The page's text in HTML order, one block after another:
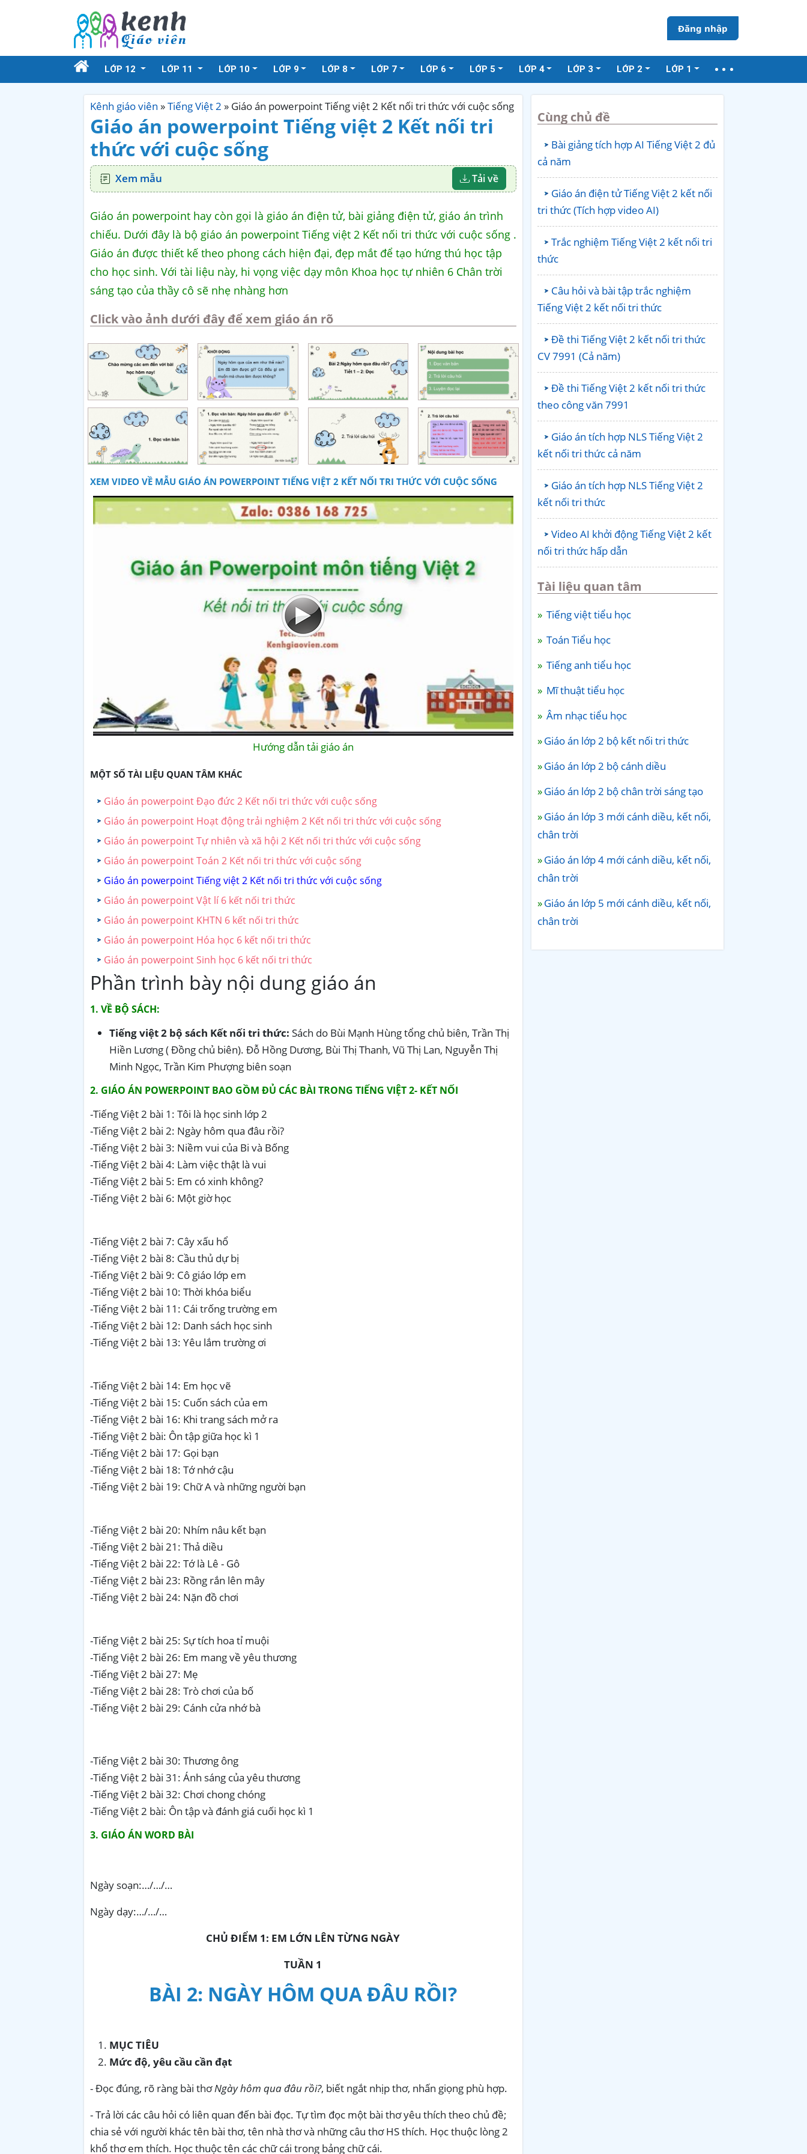
Đăng nhập
LỚP 12 LỚP 11 LỚP 10 LỚP 9 LỚP 8 LỚP 7 LỚP 6 LỚP 5 LỚP 4 LỚP 3 LỚP 2 LỚP 1
Kênh giáo viên »Tiếng Việt 2 » Giáo án powerpoint Tiếng việt 2 Kết nối tri thức với cuộc sống
Giáo án powerpoint Tiếng việt 2 Kết nối tri
thức với cuộc sống
Xem mẫu Tải về
Giáo án powerpoint hay còn gọi là giáo án điện tử, bài giảng điện tử, giáo án trình
chiếu. Dưới đây là bộ giáo án powerpoint Tiếng việt 2 Kết nối tri thức với cuộc sống .
Giáo án được thiết kế theo phong cách hiện đại, đẹp mắt để tạo hứng thú học tập
cho học sinh. Với tài liệu này, hi vọng việc dạy môn Khoa học tự nhiên 6 Chân trời
sáng tạo của thầy cô sẽ nhẹ nhàng hơn
Click vào ảnh dưới đây để xem giáo án rõ
XEM VIDEO VỀ MẪU GIÁO ÁN POWERPOINT TIẾNG VIỆT 2 KẾT NỐI TRI THỨC VỚI CUỘC SỐNG
Hướng dẫn tải giáo án
MỘT SỐ TÀI LIỆU QUAN TÂM KHÁC
Giáo án powerpoint Đạo đức 2 Kết nối tri thức với cuộc sống
Giáo án powerpoint Hoạt động trải nghiệm 2 Kết nối tri thức với cuộc sống
Giáo án powerpoint Tự nhiên và xã hội 2 Kết nối tri thức với cuộc sống
Giáo án powerpoint Toán 2 Kết nối tri thức với cuộc sống
Giáo án powerpoint Tiếng việt 2 Kết nối tri thức với cuộc sống
Giáo án powerpoint Vật lí 6 kết nối tri thức
Giáo án powerpoint KHTN 6 kết nối tri thức
Giáo án powerpoint Hóa học 6 kết nối tri thức
Giáo án powerpoint Sinh học 6 kết nối tri thức
Phần trình bày nội dung giáo án
1. VỀ BỘ SÁCH:
Tiếng việt 2 bộ sách Kết nối tri thức: Sách do Bùi Mạnh Hùng tổng chủ biên, Trần Thị
Hiền Lương ( Đồng chủ biên). Đỗ Hồng Dương, Bùi Thị Thanh, Vũ Thị Lan, Nguyễn Thị
Minh Ngọc, Trần Kim Phượng biên soạn
2. GIÁO ÁN POWERPOINT BAO GỒM ĐỦ CÁC BÀI TRONG TIẾNG VIỆT 2- KẾT NỐI
-Tiếng Việt 2 bài 1: Tôi là học sinh lớp 2
-Tiếng Việt 2 bài 2: Ngày hôm qua đâu rồi?
-Tiếng Việt 2 bài 3: Niềm vui của Bi và Bống
-Tiếng Việt 2 bài 4: Làm việc thật là vui
-Tiếng Việt 2 bài 5: Em có xinh không?
-Tiếng Việt 2 bài 6: Một giờ học
-Tiếng Việt 2 bài 7: Cây xấu hổ
-Tiếng Việt 2 bài 8: Cầu thủ dự bị
-Tiếng Việt 2 bài 9: Cô giáo lớp em
-Tiếng Việt 2 bài 10: Thời khóa biểu
-Tiếng Việt 2 bài 11: Cái trống trường em
-Tiếng Việt 2 bài 12: Danh sách học sinh
-Tiếng Việt 2 bài 13: Yêu lắm trường ơi
-Tiếng Việt 2 bài 14: Em học vẽ
-Tiếng Việt 2 bài 15: Cuốn sách của em
-Tiếng Việt 2 bài 16: Khi trang sách mở ra
-Tiếng Việt 2 bài: Ôn tập giữa học kì 1
-Tiếng Việt 2 bài 17: Gọi bạn
-Tiếng Việt 2 bài 18: Tớ nhớ cậu
-Tiếng Việt 2 bài 19: Chữ A và những người bạn
-Tiếng Việt 2 bài 20: Nhím nâu kết bạn
-Tiếng Việt 2 bài 21: Thả diều
-Tiếng Việt 2 bài 22: Tớ là Lê - Gô
-Tiếng Việt 2 bài 23: Rồng rắn lên mây
-Tiếng Việt 2 bài 24: Nặn đồ chơi
-Tiếng Việt 2 bài 25: Sự tích hoa tỉ muội
-Tiếng Việt 2 bài 26: Em mang về yêu thương
-Tiếng Việt 2 bài 27: Mẹ
-Tiếng Việt 2 bài 28: Trò chơi của bố
-Tiếng Việt 2 bài 29: Cánh cửa nhớ bà
-Tiếng Việt 2 bài 30: Thương ông
-Tiếng Việt 2 bài 31: Ánh sáng của yêu thương
-Tiếng Việt 2 bài 32: Chơi chong chóng
-Tiếng Việt 2 bài: Ôn tập và đánh giá cuối học kì 1
3. GIÁO ÁN WORD BÀI
Ngày soạn:…/…/…
Ngày dạy:…/…/…
CHỦ ĐIỂM 1: EM LỚN LÊN TỪNG NGÀY
TUẦN 1
BÀI 2: NGÀY HÔM QUA ĐÂU RỒI?
MỤC TIÊU
Mức độ, yêu cầu cần đạt
- Đọc đúng, rõ ràng bài thơNgày hôm qua đâu rồi?, biết ngắt nhịp thơ, nhấn giọng phù hợp.
- Trả lời các câu hỏi có liên quan đến bài đọc. Tự tìm đọc một bài thơ yêu thích theo chủ đề;
chia sẻ với người khác tên bài thơ, tên nhà thơ và những câu thơ HS thích. Học thuộc lòng 2
khổ thơ em thích. Học thuộc tên các chữ cái trong bảng chữ cái.
Cùng chủ đề
Bài giảng tích hợp AI Tiếng Việt 2 đủ
cả năm
Giáo án điện tử Tiếng Việt 2 kết nối
tri thức (Tích hợp video AI)
Trắc nghiệm Tiếng Việt 2 kết nối tri
thức
Câu hỏi và bài tập trắc nghiệm
Tiếng Việt 2 kết nối tri thức
Đề thi Tiếng Việt 2 kết nối tri thức
CV 7991 (Cả năm)
Đề thi Tiếng Việt 2 kết nối tri thức
theo công văn 7991
Giáo án tích hợp NLS Tiếng Việt 2
kết nối tri thức cả năm
Giáo án tích hợp NLS Tiếng Việt 2
kết nối tri thức
Video AI khởi động Tiếng Việt 2 kết
nối tri thức hấp dẫn
Tài liệu quan tâm
Tiếng việt tiểu học
Toán Tiểu học
Tiếng anh tiểu học
Mĩ thuật tiểu học
Âm nhạc tiểu học
Giáo án lớp 2 bộ kết nối tri thức
Giáo án lớp 2 bộ cánh diều
Giáo án lớp 2 bộ chân trời sáng tạo
Giáo án lớp 3 mới cánh diều, kết nối,
chân trời
Giáo án lớp 4 mới cánh diều, kết nối,
chân trời
Giáo án lớp 5 mới cánh diều, kết nối,
chân trời